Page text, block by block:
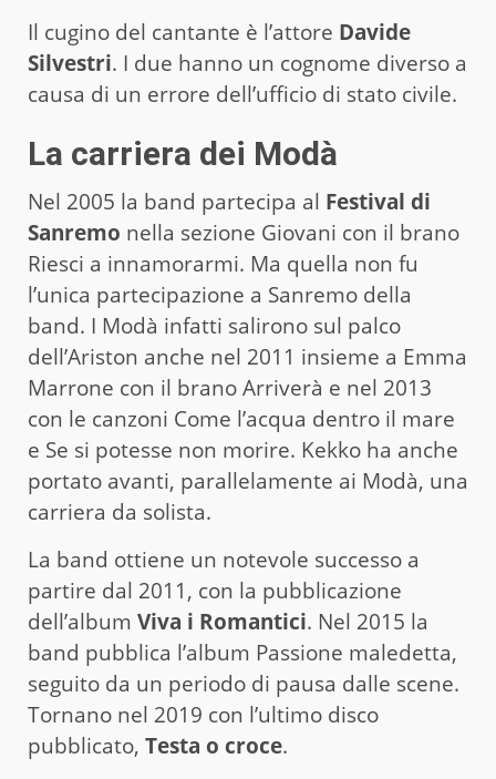
Il cugino del cantante è l’attore Davide
Silvestri. I due hanno un cognome diverso a
causa di un errore dell’ufficio di stato civile.
La carriera dei Modà
Nel 2005 la band partecipa al Festival di
Sanremo nella sezione Giovani con il brano
Riesci a innamorarmi. Ma quella non fu
l’unica partecipazione a Sanremo della
band. I Modà infatti salirono sul palco
dell’Ariston anche nel 2011 insieme a Emma
Marrone con il brano Arriverà e nel 2013
con le canzoni Come l’acqua dentro il mare
e Se si potesse non morire. Kekko ha anche
portato avanti, parallelamente ai Modà, una
carriera da solista.
La band ottiene un notevole successo a
partire dal 2011, con la pubblicazione
dell’album Viva i Romantici. Nel 2015 la
band pubblica l’album Passione maledetta,
seguito da un periodo di pausa dalle scene.
Tornano nel 2019 con l’ultimo disco
pubblicato, Testa o croce.